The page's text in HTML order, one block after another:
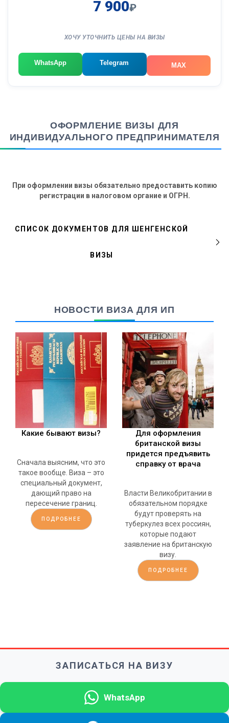
7 900₽
ХОЧУ УТОЧНИТЬ ЦЕНЫ НА ВИЗЫ
WhatsApp Telegram MAX
ОФОРМЛЕНИЕ ВИЗЫ ДЛЯ
ИНДИВИДУАЛЬНОГО ПРЕДПРИНИМАТЕЛЯ
При оформлении визы обязательно предоставить копию
регистрации в налоговом органие и ОГРН.
СПИСОК ДОКУМЕНТОВ ДЛЯ ШЕНГЕНСКОЙ
ВИЗЫ
НОВОСТИ ВИЗА ДЛЯ ИП
Какие бывают визы?
Сначала выясним, что это
такое вообще. Виза – это
специальный документ,
дающий право на
пересечение границ.
ПОДРОБНЕЕ
Для оформления
британской визы
придется предъявить
справку от врача
Власти Великобритании в
обязательном порядке
будут проверять на
туберкулез всех россиян,
которые подают
заявление на британскую
визу.
ПОДРОБНЕЕ
ЗАПИСАТЬСЯ НА ВИЗУ
WhatsApp